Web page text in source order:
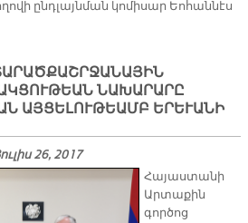
ընդլայնման կոմիսար Եոհաննէս
ՆԱԽԱՐԱՐԸ
ԱՅՑԵԼՈՒԹԵԱՄԲ ԵՐԵՒԱՆԻ
26, 2017
​Հայաստանի
Արտաքին
գործոց